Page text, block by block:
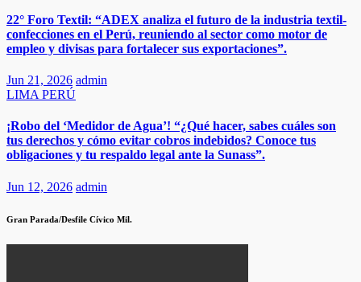
22° Foro Textil: “ADEX analiza el futuro de la industria textil-
confecciones en el Perú, reuniendo al sector como motor de
empleo y divisas para fortalecer sus exportaciones”.​
Jun 21, 2026 admin
LIMA PERÚ
¡Robo del ‘Medidor de Agua’! “¿Qué hacer, sabes cuáles son
tus derechos y cómo evitar cobros indebidos? Conoce tus
obligaciones y tu respaldo legal ante la Sunass”.
Jun 12, 2026 admin
Gran Parada/Desfile Cívico Mil.